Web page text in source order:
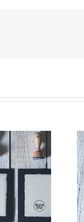
Sticker